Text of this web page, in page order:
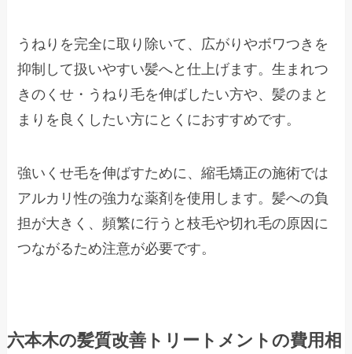
うねりを完全に取り除いて、広がりやボワつきを
抑制して扱いやすい髪へと仕上げます。生まれつ
きのくせ・うねり毛を伸ばしたい方や、髪のまと
まりを良くしたい方にとくにおすすめです。
強いくせ毛を伸ばすために、縮毛矯正の施術では
アルカリ性の強力な薬剤を使用します。髪への負
担が大きく、頻繁に行うと枝毛や切れ毛の原因に
つながるため注意が必要です。
六本木の髪質改善トリートメントの費用相